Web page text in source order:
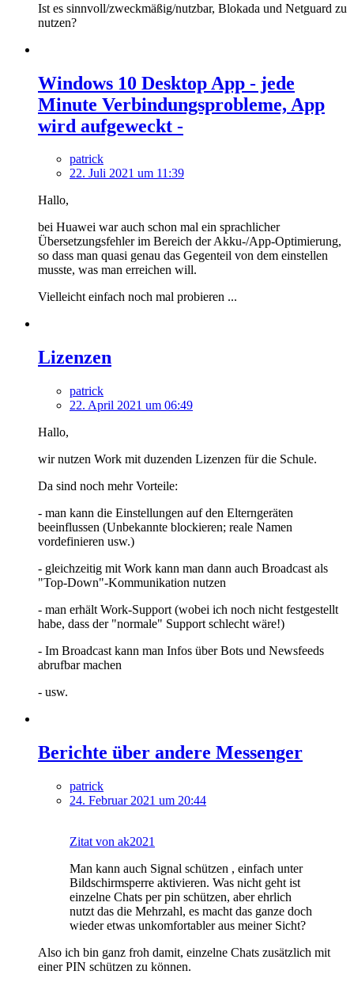
Ist es sinnvoll/zweckmäßig/nutzbar, Blokada und Netguard zu
nutzen?
Windows 10 Desktop App - jede
Minute Verbindungsprobleme, App
wird aufgeweckt -
patrick
22. Juli 2021 um 11:39
Hallo,
bei Huawei war auch schon mal ein sprachlicher
Übersetzungsfehler im Bereich der Akku-/App-Optimierung,
so dass man quasi genau das Gegenteil von dem einstellen
musste, was man erreichen will.
Vielleicht einfach noch mal probieren ...
Lizenzen
patrick
22. April 2021 um 06:49
Hallo,
wir nutzen Work mit duzenden Lizenzen für die Schule.
Da sind noch mehr Vorteile:
- man kann die Einstellungen auf den Elterngeräten
beeinflussen (Unbekannte blockieren; reale Namen
vordefinieren usw.)
- gleichzeitig mit Work kann man dann auch Broadcast als
"Top-Down"-Kommunikation nutzen
- man erhält Work-Support (wobei ich noch nicht festgestellt
habe, dass der "normale" Support schlecht wäre!)
- Im Broadcast kann man Infos über Bots und Newsfeeds
abrufbar machen
- usw.
Berichte über andere Messenger
patrick
24. Februar 2021 um 20:44
Zitat von ak2021
Man kann auch Signal schützen , einfach unter
Bildschirmsperre aktivieren. Was nicht geht ist
einzelne Chats per pin schützen, aber ehrlich
nutzt das die Mehrzahl, es macht das ganze doch
wieder etwas unkomfortabler aus meiner Sicht?
Also ich bin ganz froh damit, einzelne Chats zusätzlich mit
einer PIN schützen zu können.